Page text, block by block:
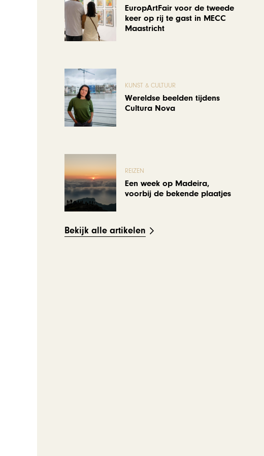
EuropArtFair voor de tweede
keer op rij te gast in MECC
Maastricht
KUNST & CULTUUR
Wereldse beelden tijdens
Cultura Nova
REIZEN
Een week op Madeira,
voorbij de bekende plaatjes
Bekijk alle artikelen